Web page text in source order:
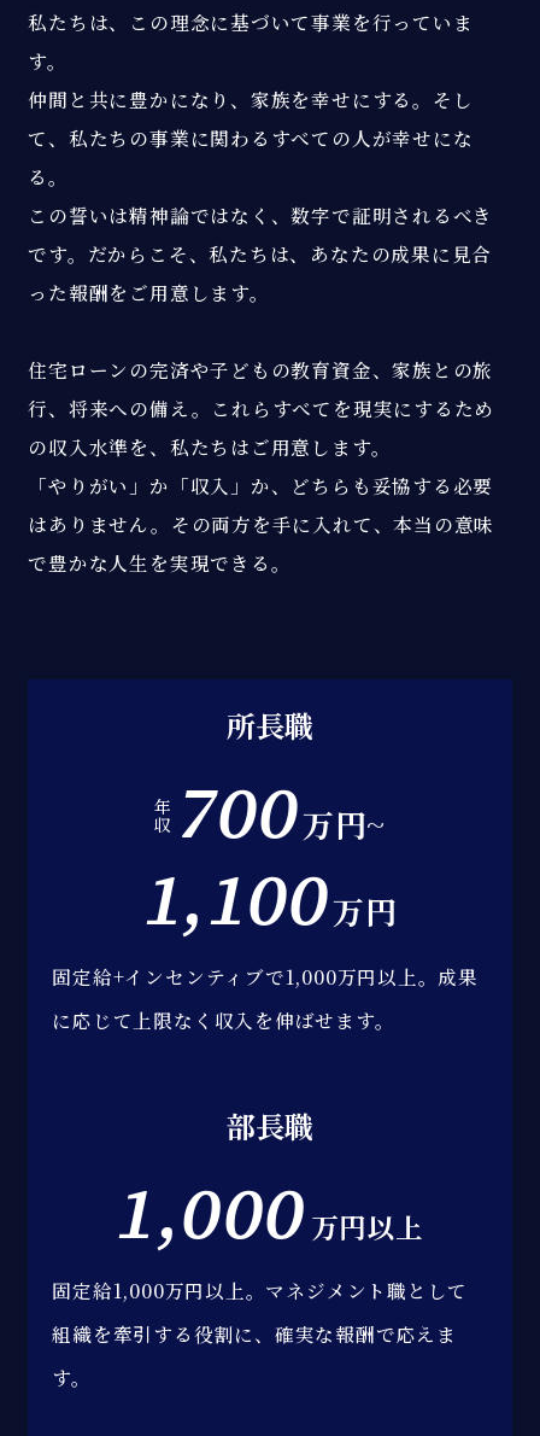
私たちは、この理念に基づいて事業を行っていま
す。
仲間と共に豊かになり、家族を幸せにする。そし
て、私たちの事業に関わるすべての人が幸せにな
る。
この誓いは精神論ではなく、数字で証明されるべき
です。だからこそ、私たちは、あなたの成果に見合
った報酬をご用意します。
住宅ローンの完済や子どもの教育資金、家族との旅
行、将来への備え。これらすべてを現実にするため
の収入水準を、私たちはご用意します。
「やりがい」か「収入」か、どちらも妥協する必要
はありません。その両方を手に入れて、本当の意味
で豊かな人生を実現できる。
所長職
年
収 700万円~
1,100万円
固定給+インセンティブで1,000万円以上。 成果
に応じて上限なく収入を伸ばせます。
部長職
1,000 万円以上
固定給1,000万円以上。 マネジメント職として
組織を牽引する役割に、 確実な報酬で応えま
す。